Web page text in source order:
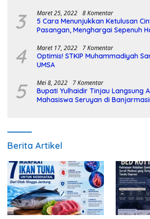
3 Maret 25, 2022 8 Komentar
5 Cara Menunjukkan Ketulusan
Pasangan, Menghargai Sepenuh
4 Maret 17, 2022 7 Komentar
Optimis! STKIP Muhammadiyah
UMSA
5 Mei 8, 2022 7 Komentar
Bupati Yulhaidir Tinjau Langsung
Mahasiswa Seruyan di
Berita Artikel